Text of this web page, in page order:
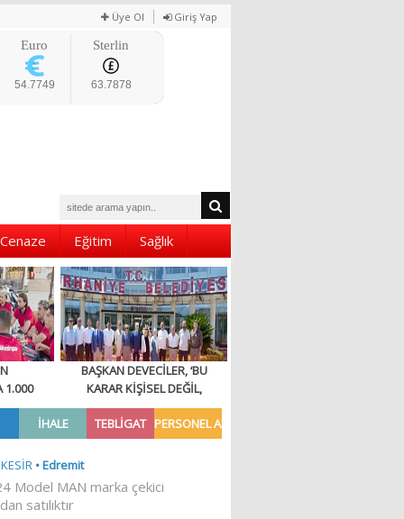
Üye Ol Giriş Yap
Euro
54.7749
Sterlin
63.7878
Cenaze Eğitim Sağlık
1.000
BAŞKAN DEVECİLER, ‘BU
KARAR KİŞİSEL DEĞİL,
İLKESEL BİR DURUŞTUR’